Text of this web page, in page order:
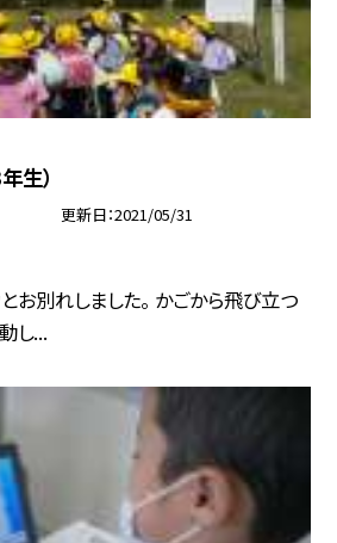
生）
更新日 2021/05/31
お別れしました。 かごから飛び立つ
し...